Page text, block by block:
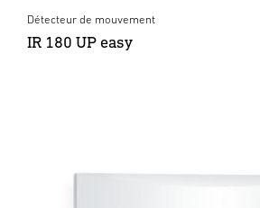
Détecteur de mouvement
IR 180 UP easy